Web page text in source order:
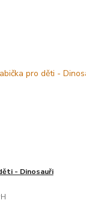
- Dinosauři